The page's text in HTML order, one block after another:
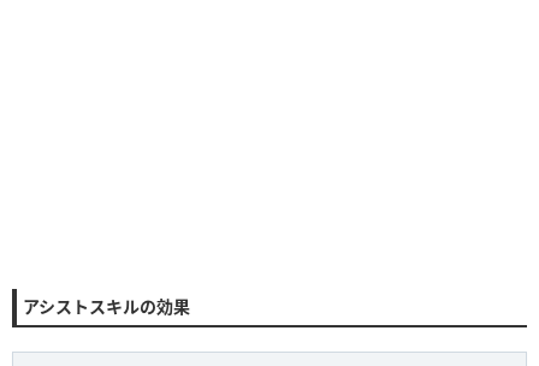
アシストスキルの効果